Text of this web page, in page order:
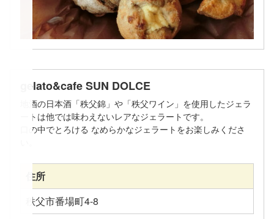
gelato&cafe SUN DOLCE
地酒の日本酒「秩父錦」や「秩父ワイン」を使用したジェラ
ートは他では味わえないレアなジェラートです。
口の中でとろける なめらかなジェラートをお楽しみくださ
住所
秩父市番場町4-8